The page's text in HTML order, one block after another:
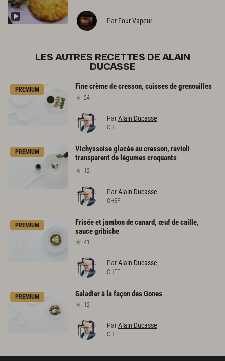
Par Four Vapeur
LES AUTRES RECETTES DE ALAIN
DUCASSE
PREMIUM Finecrèmedecresson, cuissesdegrenouilles
24
ParAlain Ducasse
CHEF
PREMIUM
Vichyssoise glacée au cresson, ravioli
transparent de légumes croquants
12
ParAlain Ducasse
CHEF
PREMIUM Friséeetjambondecanard, œufdecaille,
saucegribiche
41
ParAlain Ducasse
CHEF
PREMIUM Saladierà lafaçondesGones
12
ParAlain Ducasse
CHEF